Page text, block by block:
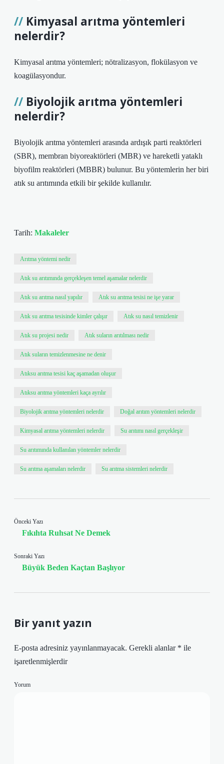
Kimyasal arıtma yöntemleri
nelerdir?
Kimyasal arıtma yöntemleri; nötralizasyon, flokülasyon ve
koagülasyondur.
Biyolojik arıtma yöntemleri
nelerdir?
Biyolojik arıtma yöntemleri arasında ardışık parti reaktörleri
(SBR), membran biyoreaktörleri (MBR) ve hareketli yataklı
biyofilm reaktörleri (MBBR) bulunur. Bu yöntemlerin her biri
atık su arıtımında etkili bir şekilde kullanılır.
Tarih: Makaleler
Arıtma yöntemi nedir
Atık su arıtımında gerçekleşen temel aşamalar nelerdir
Atık su arıtma nasıl yapılır Atık su arıtma tesisi ne işe yarar
Atık su arıtma tesisinde kimler çalışır Atık su nasıl temizlenir
Atık su projesi nedir Atık suların arıtılması nedir
Atık suların temizlenmesine ne denir
Atıksu arıtma tesisi kaç aşamadan oluşur
Atıksu arıtma yöntemleri kaça ayrılır
Biyolojik arıtma yöntemleri nelerdir Doğal arıtım yöntemleri nelerdir
Kimyasal arıtma yöntemleri nelerdir Su arıtımı nasıl gerçekleşir
Su arıtımında kullanılan yöntemler nelerdir
Su arıtma aşamaları nelerdir Su arıtma sistemleri nelerdir
Önceki Yazı
Fıkıhta Ruhsat Ne Demek
Sonraki Yazı
Büyük Beden Kaçtan Başlıyor
Bir yanıt yazın
E-posta adresiniz yayınlanmayacak. Gerekli alanlar * ile
işaretlenmişlerdir
Yorum